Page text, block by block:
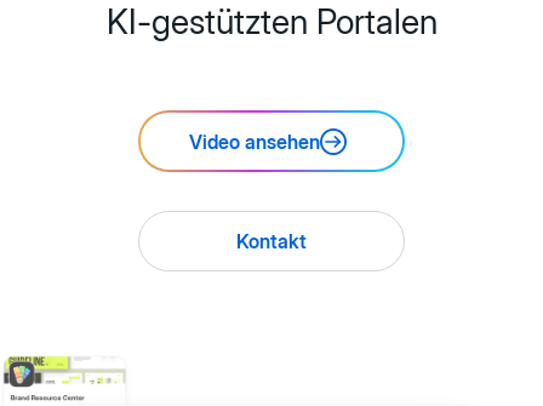
KI-gestützten Portalen
Video ansehen
Kontakt